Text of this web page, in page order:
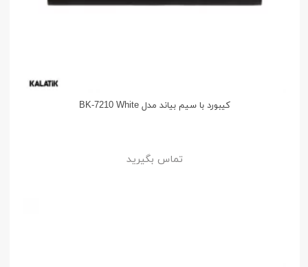
کیبورد با سیم بیاند مدل BK-7210 White
تماس بگیرید